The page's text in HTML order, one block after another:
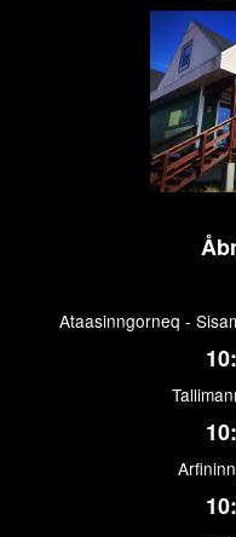
Ataasinngorneq -